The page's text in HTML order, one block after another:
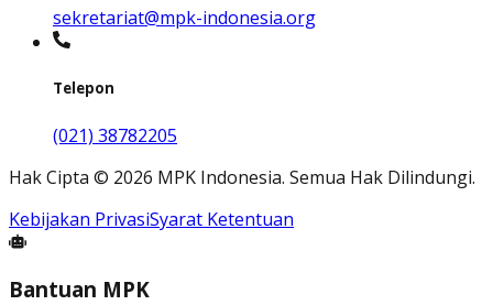
sekretariat@mpk-indonesia.org
Telepon
(021) 38782205
Hak Cipta © 2026 MPK Indonesia. Semua Hak Dilindungi.
Kebijakan PrivasiSyarat Ketentuan
Bantuan MPK